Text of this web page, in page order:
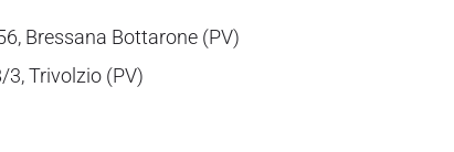
Bressana Bottarone (PV)
3, Trivolzio (PV)